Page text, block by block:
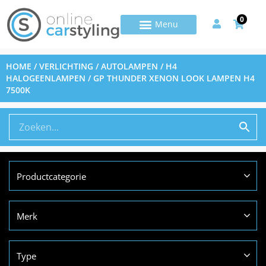
0
HOME /VERLICHTING /AUTOLAMPEN / H4
HALOGEENLAMPEN / GP THUNDER XENON LOOK LAMPEN H4
7500K
Productcategorie
Merk
Type